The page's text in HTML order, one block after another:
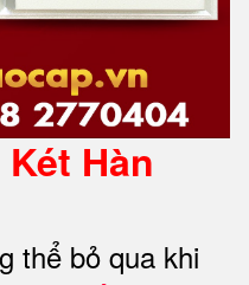
Hàn
thể bỏ qua khi